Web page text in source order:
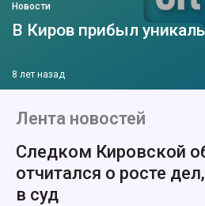
Новости
В Киров прибыл
8 лет назад
Лента новостей
Следком Кировской
отчитался о росте
в суд